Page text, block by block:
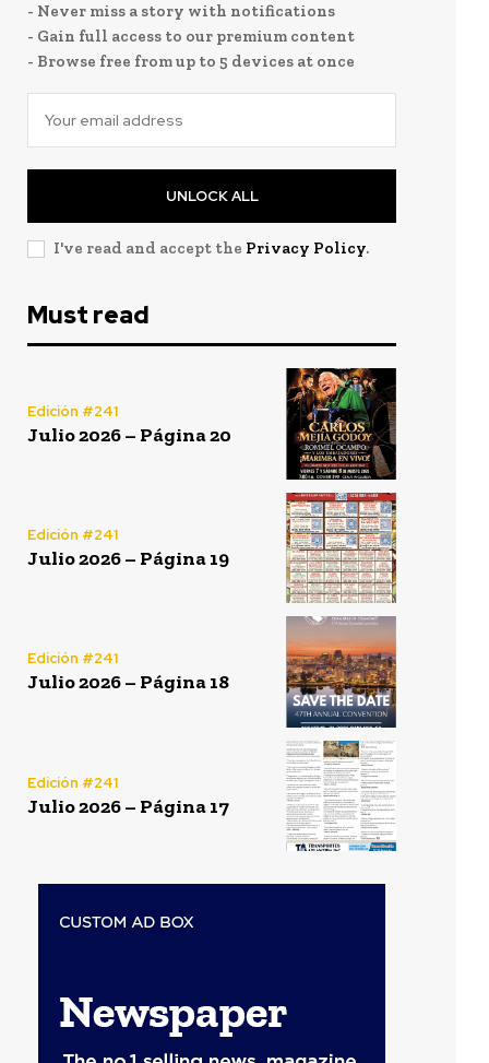
- Never miss a story with notifications
- Gain full access to our premium content
- Browse free from up to 5 devices at once
UNLOCK ALL
I've read and accept the Privacy Policy.
Must read
Edición #241
Julio 2026 – Página 20
Edición #241
Julio 2026 – Página 19
Edición #241
Julio 2026 – Página 18
Edición #241
Julio 2026 – Página 17